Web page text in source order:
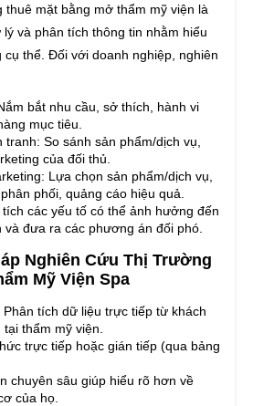
thuê mặt bằng mở thẩm mỹ viện là
và phân tích thông tin nhằm hiểu
thể. Đối với doanh nghiệp, nghiên
bắt nhu cầu, sở thích, hành vi
mục tiêu.
So sánh sản phẩm/dịch vụ,
của đối thủ.
Lựa chọn sản phẩm/dịch vụ,
phối, quảng cáo hiệu quả.
các yếu tố có thể ảnh hưởng đến
và đưa ra các phương án đối phó.
Nghiên Cứu Thị Trường
Mỹ Viện Spa
tích dữ liệu trực tiếp từ khách
thẩm mỹ viện.
trực tiếp hoặc gián tiếp (qua bảng
chuyên sâu giúp hiểu rõ hơn về
của họ.